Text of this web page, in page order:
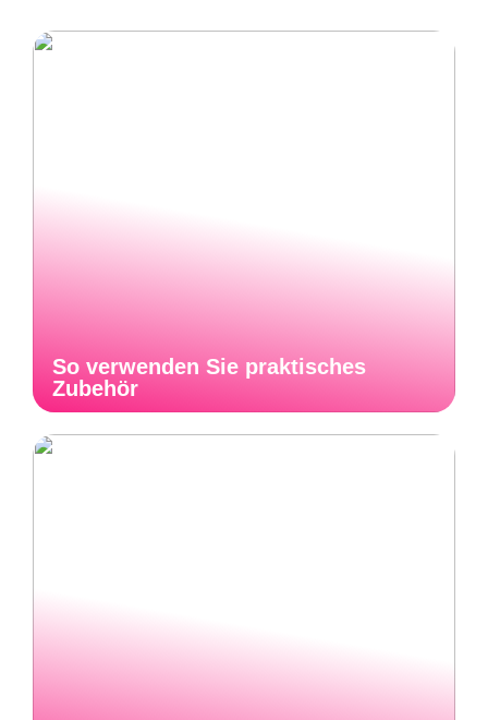
So verwenden Sie praktisches
Zubehör